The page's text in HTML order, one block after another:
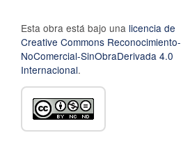
Esta obra está bajo una licencia de
Creative Commons Reconocimiento-
NoComercial-SinObraDerivada 4.0
Internacional.